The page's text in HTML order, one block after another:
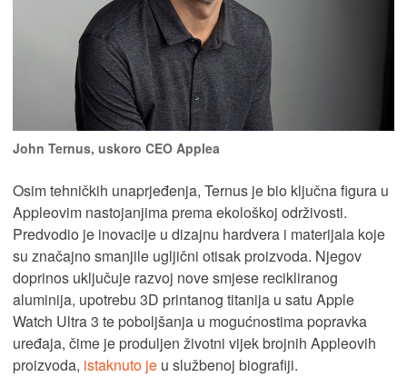
John Ternus, uskoro CEO Applea
Osim tehničkih unaprjeđenja, Ternus je bio ključna figura u
Appleovim nastojanjima prema ekološkoj održivosti.
Predvodio je inovacije u dizajnu hardvera i materijala koje
su značajno smanjile ugljični otisak proizvoda. Njegov
doprinos uključuje razvoj nove smjese recikliranog
aluminija, upotrebu 3D printanog titanija u satu Apple
Watch Ultra 3 te poboljšanja u mogućnostima popravka
uređaja, čime je produljen životni vijek brojnih Appleovih
proizvoda, istaknuto je u službenoj biografiji.